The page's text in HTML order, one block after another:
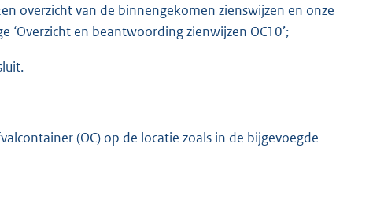
overzicht van de binnengekomen zienswijzen en onze
en beantwoording zienwijzen OC10’;
(OC) op de locatie zoals in de bijgevoegde